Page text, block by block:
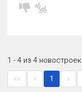
1 - 4 из 4 новостроек
«« « 1 »